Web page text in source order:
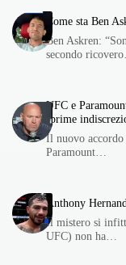
Come sta Ben
Ben Askren:
secondo
UFC e
(prime
Il nuovo
Paramount…
Anthony
Il mistero si
UFC) non ha…